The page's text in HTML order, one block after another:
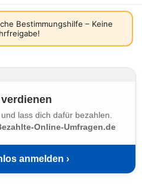
Bestimmungshilfe – Keine
lass dich dafür bezahlen.
Online-Umfragen.de
anmelden ›